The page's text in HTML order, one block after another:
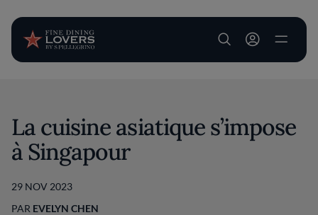
User account
La cuisine asiatique s’impose
à Singapour
29 NOV 2023
PAR EVELYN CHEN